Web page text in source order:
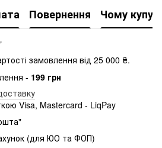
Повернення Чому
замовлення від 25 000 ₴.
- 199 грн
Visa, Mastercard - LiqPay
(для ЮО та ФОП)